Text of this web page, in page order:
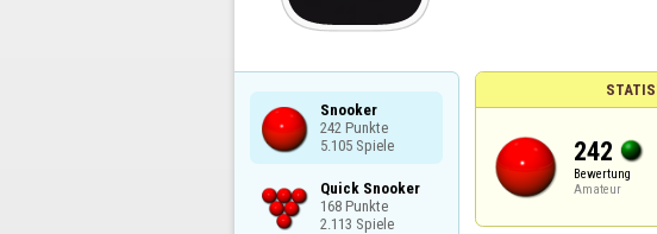
Snooker
242 Punkte
5.105 Spiele
Quick Snooker
168 Punkte
2.113 Spiele
242
Bewertung
Amateur